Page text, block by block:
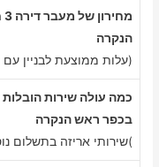
הנקרה
(עלות ממוצעת לבניין
בכפר ראש הנקרה
)שירותי אריזה בתשלום